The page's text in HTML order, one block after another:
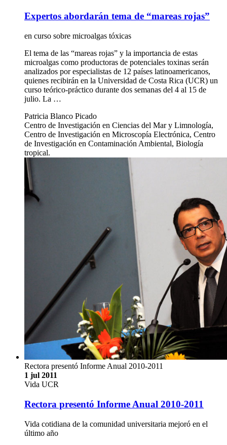
Expertos abordarán tema de “mareas rojas”
en curso sobre microalgas tóxicas
El tema de las “mareas rojas” y la importancia de estas
microalgas como productoras de potenciales toxinas serán
analizados por especialistas de 12 países latinoamericanos,
quienes recibirán en la Universidad de Costa Rica (UCR) un
curso teórico-práctico durante dos semanas del 4 al 15 de
julio. La …
Patricia Blanco Picado
Centro de Investigación en Ciencias del Mar y Limnología,
Centro de Investigación en Microscopía Electrónica, Centro
de Investigación en Contaminación Ambiental, Biología
tropical.
Rectora presentó Informe Anual 2010-2011
1 jul 2011
Vida UCR
Rectora presentó Informe Anual 2010-2011
Vida cotidiana de la comunidad universitaria mejoró en el
último año